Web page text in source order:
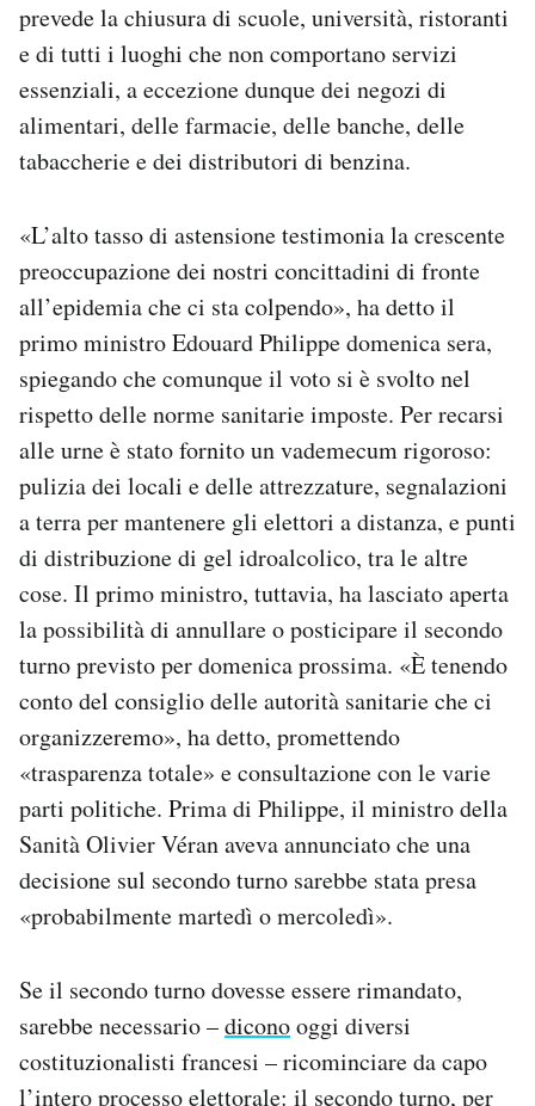
prevede la chiusura di scuole, università, ristoranti
e di tutti i luoghi che non comportano servizi
essenziali, a eccezione dunque dei negozi di
alimentari, delle farmacie, delle banche, delle
tabaccherie e dei distributori di benzina.
«L’alto tasso di astensione testimonia la crescente
preoccupazione dei nostri concittadini di fronte
all’epidemia che ci sta colpendo», ha detto il
primo ministro Edouard Philippe domenica sera,
spiegando che comunque il voto si è svolto nel
rispetto delle norme sanitarie imposte. Per recarsi
alle urne è stato fornito un vademecum rigoroso:
pulizia dei locali e delle attrezzature, segnalazioni
a terra per mantenere gli elettori a distanza, e punti
di distribuzione di gel idroalcolico, tra le altre
cose. Il primo ministro, tuttavia, ha lasciato aperta
la possibilità di annullare o posticipare il secondo
turno previsto per domenica prossima. «È tenendo
conto del consiglio delle autorità sanitarie che ci
organizzeremo», ha detto, promettendo
«trasparenza totale» e consultazione con le varie
parti politiche. Prima di Philippe, il ministro della
Sanità Olivier Véran aveva annunciato che una
decisione sul secondo turno sarebbe stata presa
«probabilmente martedì o mercoledì».
Se il secondo turno dovesse essere rimandato,
sarebbe necessario –diconooggi diversi
costituzionalisti francesi – ricominciare da capo
l’intero processo elettorale: il secondo turno, per